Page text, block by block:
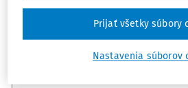
Vďaka registrácii získate
vybranému
Nastavenia súborov
Prijať všetky súbory